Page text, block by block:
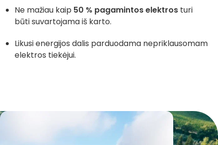
Ne mažiau kaip 50 % pagamintos elektros turi
būti suvartojama iš karto.
Likusi energijos dalis parduodama nepriklausomam
elektros tiekėjui.